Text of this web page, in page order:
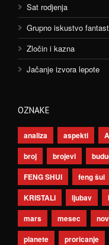
Sat rodjenja
Grupno iskustvo
Zločin i kazna
Jačanje izvora lepote
OZNAKE
analiza aspekti
broj
brojevi
FENG SHUI
feng šui
KRISTALI
ljubav
mars
mesec
planete
proricanje